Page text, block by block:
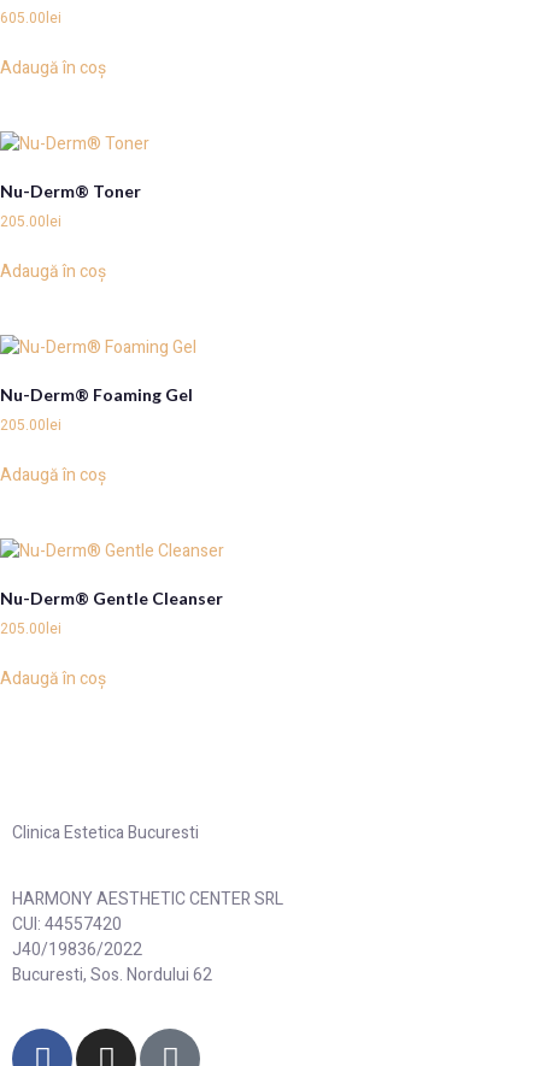
605.00lei
Adaugă în coș
Nu-Derm® Toner
205.00lei
Adaugă în coș
Nu-Derm® Foaming Gel
205.00lei
Adaugă în coș
Nu-Derm® Gentle Cleanser
205.00lei
Adaugă în coș
Clinica Estetica Bucuresti
HARMONY AESTHETIC CENTER SRL
CUI: 44557420
J40/19836/2022
Bucuresti, Sos. Nordului 62